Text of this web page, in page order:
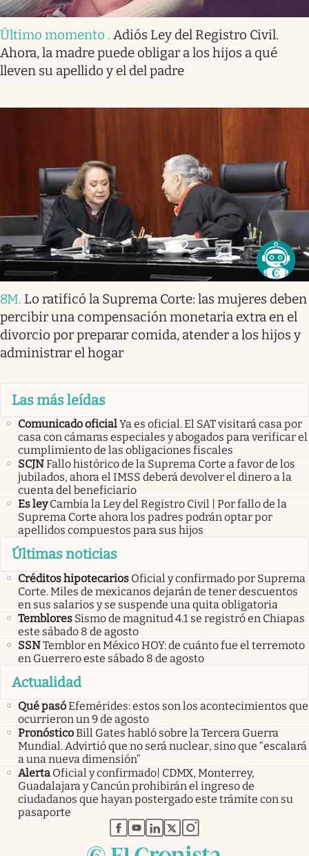
Último momento . Adiós Ley del Registro Civil.
Ahora, la madre puede obligar a los hijos a qué
lleven su apellido y el del padre
8M. Lo ratificó la Suprema Corte: las mujeres deben
percibir una compensación monetaria extra en el
divorcio por preparar comida, atender a los hijos y
administrar el hogar
Las más leídas
Comunicado oficialYa es oficial. El SAT visitará casa por
casa con cámaras especiales y abogados para verificar el
cumplimiento de las obligaciones fiscales
SCJNFallo histórico de la Suprema Corte a favor de los
jubilados, ahora el IMSS deberá devolver el dinero a la
cuenta del beneficiario
Es ley Cambia la Ley del Registro Civil | Por fallo de la
Suprema Corte ahora los padres podrán optar por
apellidos compuestos para sus hijos
Últimas noticias
Créditos hipotecarios Oficial y confirmado por Suprema
Corte. Miles de mexicanos dejarán de tener descuentos
en sus salarios y se suspende una quita obligatoria
Temblores Sismo de magnitud 4.1 se registró en Chiapas
este sábado 8 de agosto
SSNTemblor en México HOY: de cuánto fue el terremoto
en Guerrero este sábado 8 de agosto
Actualidad
Qué pasóEfemérides: estos son los acontecimientos que
ocurrieron un 9 de agosto
PronósticoBill Gates habló sobre la Tercera Guerra
Mundial. Advirtió que no será nuclear, sino que “escalará
a una nueva dimensión”
Alerta Oficial y confirmado| CDMX, Monterrey,
Guadalajara y Cancún prohibirán el ingreso de
ciudadanos que hayan postergado este trámite con su
pasaporte
abre en nueva pestaña
abre en nueva pestaña
abre en nueva pestaña
abre en nueva pestaña
abre en nueva pestaña